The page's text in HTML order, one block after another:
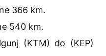
366 km.
540 km.
(KTM) do (KEP)